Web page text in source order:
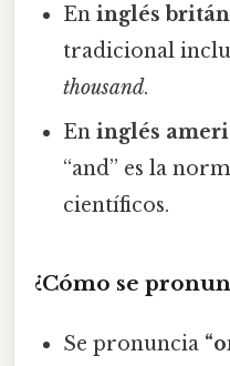
Eninglés
tradicional
thousand.
Eninglés
“and” es la
científicos.
¿Cómo se
Se pronuncia